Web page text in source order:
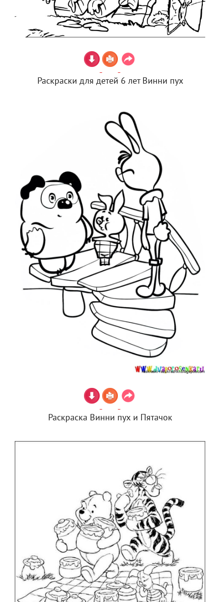
Раскраски для детей 6 лет Винни пух
Раскраска Винни пух и Пятачок